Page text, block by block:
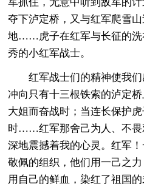
夺下泸定桥，又与红军爬雪
地……虎子在红军与长征的洗
秀的小红军战士。
红军战士们的精神使我
冲向只有十三根铁索的泸定
大姐而奋战时；当连长保护
时……红军那舍己为人、不畏
深地震撼着我的心灵。红军
敬佩的组织，他们用一己之
用自己的鲜血，染红了祖国的